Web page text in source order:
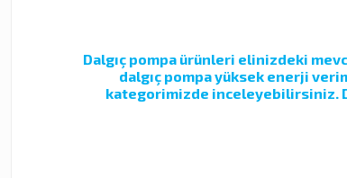
Dalgıç pompa ürünleri elinizdeki
dalgıç pompa yüksek enerji
kategorimizde inceleyebilirsiniz.